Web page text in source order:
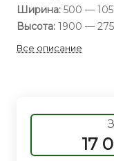
Ширина: 500 —
Высота: 1900 —
Все описание
17